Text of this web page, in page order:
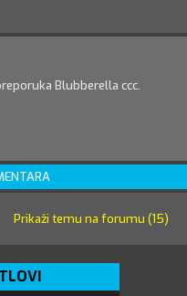
Blubberella ccc.
Prikaži temu na forumu (15)